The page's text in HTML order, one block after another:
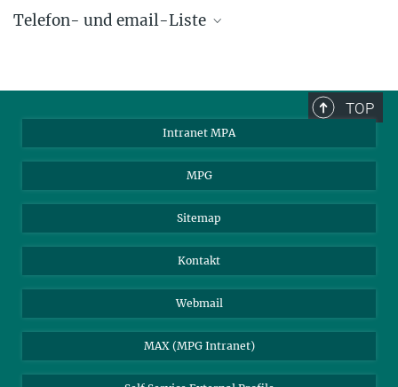
Telefon- und email-Liste
85748 Garching, Germany
TOP
Intranet MPA
MPG
Sitemap
Kontakt
Webmail
MAX (MPG Intranet)